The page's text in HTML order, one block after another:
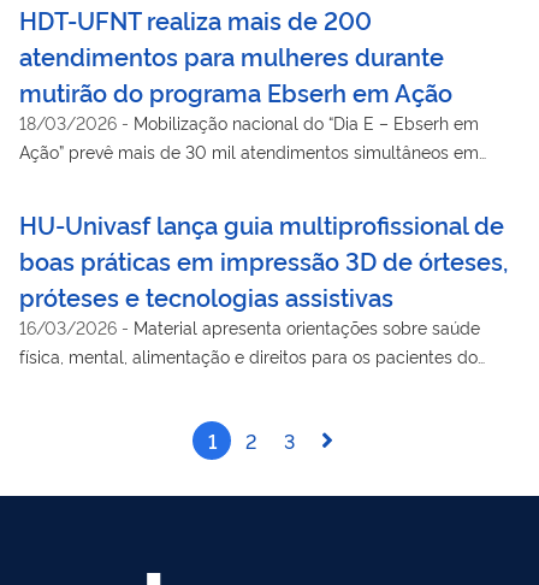
HDT-UFNT realiza mais de 200
atendimentos para mulheres durante
mutirão do programa Ebserh em Ação
18/03/2026 - Mobilização nacional do “Dia E – Ebserh em
Ação” prevê mais de 30 mil atendimentos simultâneos em
HU-Univasf lança guia multiprofissional de
boas práticas em impressão 3D de órteses,
próteses e tecnologias assistivas
16/03/2026 - Material apresenta orientações sobre saúde
física, mental, alimentação e direitos para os pacientes do
1 2 3